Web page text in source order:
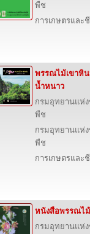
พืช
การเกษตรและ
พรรณไม้เขาหิ
น้ำหนาว
กรมอุทยานแห่
พืช
กรมอุทยานแห่
พืช
การเกษตรและ
หนังสือพรรณไ
กรมอุทยานแห่